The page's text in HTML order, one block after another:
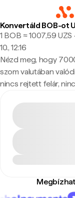
Konvertáld BOB-ot
1 BOB ≈ 1007,59 UZS
10., 12:16
Nézd meg, hogy
szom valutában
nincs rejtett felár,